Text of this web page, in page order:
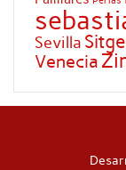
Sevilla
Venecia